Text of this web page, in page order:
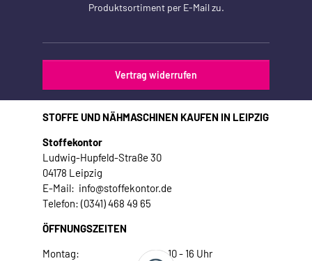
Produktsortiment per E-Mail zu.
Vertrag widerrufen
STOFFE UND NÄHMASCHINEN KAUFEN IN LEIPZIG
Stoffekontor
Ludwig-Hupfeld-Straße 30
04178 Leipzig
E-Mail: info@stoffekontor.de
Telefon: (0341) 468 49 65
ÖFFNUNGSZEITEN
Montag:
10 - 16 Uhr